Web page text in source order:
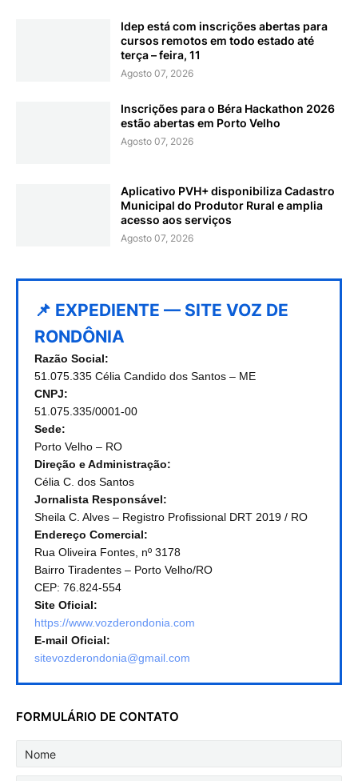
Idep está com inscrições abertas para
cursos remotos em todo estado até
terça – feira, 11
Agosto 07, 2026
Inscrições para o Béra Hackathon 2026
estão abertas em Porto Velho
Agosto 07, 2026
Aplicativo PVH+ disponibiliza Cadastro
Municipal do Produtor Rural e amplia
acesso aos serviços
Agosto 07, 2026
📌 EXPEDIENTE — SITE VOZ DE
RONDÔNIA
Razão Social:
51.075.335 Célia Candido dos Santos – ME
CNPJ:
51.075.335/0001-00
Sede:
Porto Velho – RO
Direção e Administração:
Célia C. dos Santos
Jornalista Responsável:
Sheila C. Alves – Registro Profissional DRT 2019 / RO
Endereço Comercial:
Rua Oliveira Fontes, nº 3178
Bairro Tiradentes – Porto Velho/RO
CEP: 76.824-554
Site Oficial:
https://www.vozderondonia.com
E-mail Oficial:
sitevozderondonia@gmail.com
FORMULÁRIO DE CONTATO